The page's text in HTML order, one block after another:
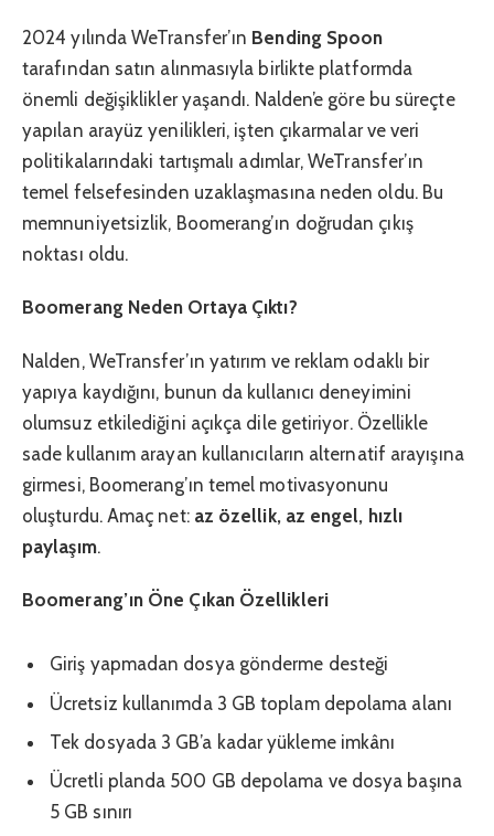
2024 yılında WeTransfer’ın Bending Spoon
tarafından satın alınmasıyla birlikte platformda
önemli değişiklikler yaşandı. Nalden’e göre bu süreçte
yapılan arayüz yenilikleri, işten çıkarmalar ve veri
politikalarındaki tartışmalı adımlar, WeTransfer’ın
temel felsefesinden uzaklaşmasına neden oldu. Bu
memnuniyetsizlik, Boomerang’ın doğrudan çıkış
noktası oldu.
Boomerang Neden Ortaya Çıktı?
Nalden, WeTransfer’ın yatırım ve reklam odaklı bir
yapıya kaydığını, bunun da kullanıcı deneyimini
olumsuz etkilediğini açıkça dile getiriyor. Özellikle
sade kullanım arayan kullanıcıların alternatif arayışına
girmesi, Boomerang’ın temel motivasyonunu
oluşturdu. Amaç net: az özellik, az engel, hızlı
paylaşım.
Boomerang’ın Öne Çıkan Özellikleri
Giriş yapmadan dosya gönderme desteği
Ücretsiz kullanımda 3 GB toplam depolama alanı
Tek dosyada 3 GB’a kadar yükleme imkânı
Ücretli planda 500 GB depolama ve dosya başına
5 GB sınırı